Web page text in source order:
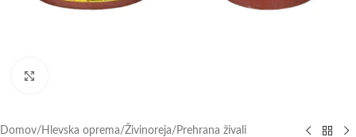
Domov/ Hlevska oprema/Živinoreja/ Prehrana živali